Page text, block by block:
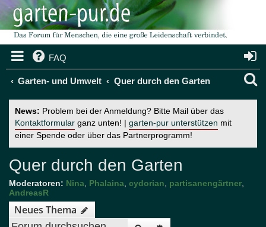
FAQ
Garten- und Umwelt Quer durch den Garten
News: Problem bei der Anmeldung? Bitte Mail über das
Kontaktformular ganz unten! | garten-pur unterstützen mit
einer Spende oder über das Partnerprogramm!
Quer durch den Garten
Moderatoren: Nina Phalaina cydorian partisanengärtner
AndreasR
Neues Thema